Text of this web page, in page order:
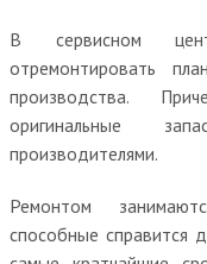
В сервисном
отремонтировать
производства.
оригинальные
производителями.
Ремонтом
способные справится